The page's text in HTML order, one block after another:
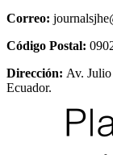
Correo:
Código Postal:
Dirección: Av.
Ecuador.